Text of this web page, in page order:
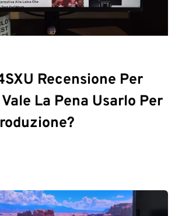
Recensione Per
La Pena Usarlo Per